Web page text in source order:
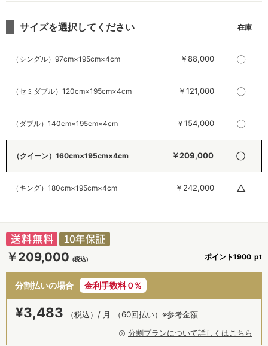
￥209,000 ポイント1900
分割払いの場合 金利手数料０%
¥3,483 （税込）/ 月 （60回払い）※参考金額
分割プランについて詳しくはこちら
サイズを選択してください
（シングル）97cm×195cm×4cm ￥88,000 〇
（セミダブル）120cm×195cm×4cm ￥121,000 〇
（ダブル）140cm×195cm×4cm ￥154,000 〇
（クイーン）160cm×195cm×4cm ￥209,000 〇
（キング）180cm×195cm×4cm ￥242,000 △